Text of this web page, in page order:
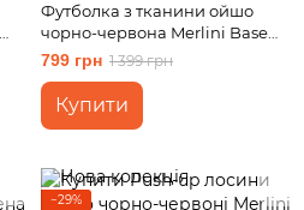
Футболка з тканини ойшо
чорно-червона Merlini Base
800001082 розмір S-M
799 грн 1 399 грн
Купити
−29%